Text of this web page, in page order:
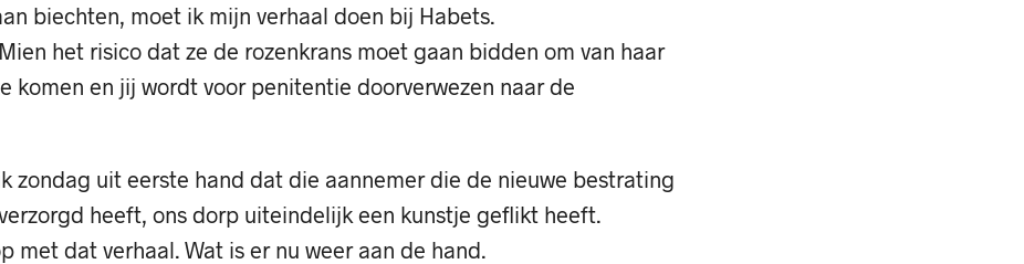
biechten, moet ik mijn verhaal doen bij Habets.
het risico dat ze de rozenkrans moet gaan bidden om van haar
komen en jij wordt voor penitentie doorverwezen naar de
zondag uit eerste hand dat die aannemer die de nieuwe bestrating
heeft, ons dorp uiteindelijk een kunstje geflikt heeft.
met dat verhaal. Wat is er nu weer aan de hand.